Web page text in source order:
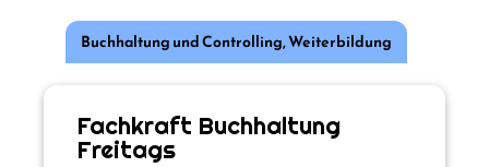
Buchhaltung und Controlling,Weiterbildung
Fachkraft Buchhaltung
Freitags